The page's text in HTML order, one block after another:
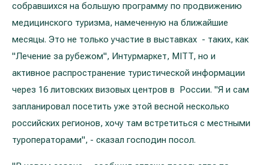
собравшихся на большую программу по продвижению
медицинского туризма, намеченную на ближайшие
месяцы. Это не только участие в выставках - таких, как
"Лечение за рубежом", Интурмаркет, MITT, но и
активное распространение туристической информации
через 16 литовских визовых центров в России. "Я и сам
запланировал посетить уже этой весной несколько
российских регионов, хочу там встретиться с местными
туроператорами", - сказал господин посол.
Все врачи